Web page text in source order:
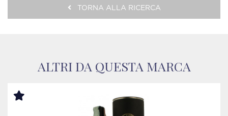
TORNA ALLA RICERCA
ALTRI DA QUESTA MARCA